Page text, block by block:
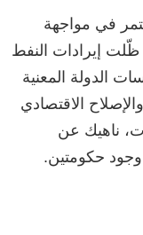
في مواجهة
ظّلت إيرادات النفط
الدولة المعنية
الاقتصادي
ناهيك عن
وجود حكومتين.